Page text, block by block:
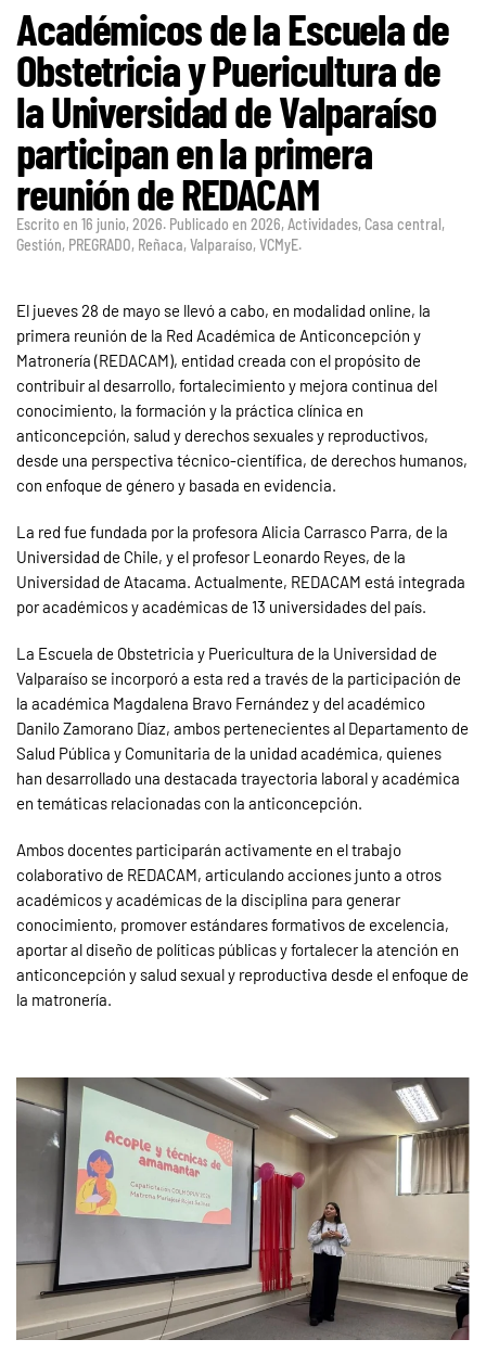
Académicos de la Escuela de
Obstetricia y Puericultura de
la Universidad de Valparaíso
participan en la primera
reunión de REDACAM
Escrito en 16 junio, 2026. Publicado en 2026,Actividades,Casa central,
Gestión, PREGRADO, Reñaca,Valparaíso,VCMyE.
El jueves 28 de mayo se llevó a cabo, en modalidad online, la
primera reunión de la Red Académica de Anticoncepción y
Matronería (REDACAM), entidad creada con el propósito de
contribuir al desarrollo, fortalecimiento y mejora continua del
conocimiento, la formación y la práctica clínica en
anticoncepción, salud y derechos sexuales y reproductivos,
desde una perspectiva técnico-científica, de derechos humanos,
con enfoque de género y basada en evidencia.
La red fue fundada por la profesora Alicia Carrasco Parra, de la
Universidad de Chile, y el profesor Leonardo Reyes, de la
Universidad de Atacama. Actualmente, REDACAM está integrada
por académicos y académicas de 13 universidades del país.
La Escuela de Obstetricia y Puericultura de la Universidad de
Valparaíso se incorporó a esta red a través de la participación de
la académica Magdalena Bravo Fernández y del académico
Danilo Zamorano Díaz, ambos pertenecientes al Departamento de
Salud Pública y Comunitaria de la unidad académica, quienes
han desarrollado una destacada trayectoria laboral y académica
en temáticas relacionadas con la anticoncepción.
Ambos docentes participarán activamente en el trabajo
colaborativo de REDACAM, articulando acciones junto a otros
académicos y académicas de la disciplina para generar
conocimiento, promover estándares formativos de excelencia,
aportar al diseño de políticas públicas y fortalecer la atención en
anticoncepción y salud sexual y reproductiva desde el enfoque de
la matronería.